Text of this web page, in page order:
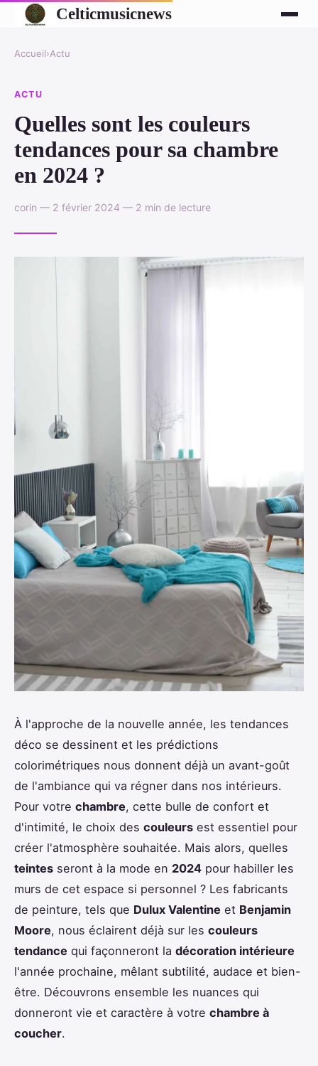
Celticmusicnews
Accueil›Actu
ACTU
Quelles sont les couleurs
tendances pour sa chambre
en 2024 ?
corin — 2 février 2024 — 2 min de lecture
À l'approche de la nouvelle année, les tendances
déco se dessinent et les prédictions
colorimétriques nous donnent déjà un avant-goût
de l'ambiance qui va régner dans nos intérieurs.
Pour votre chambre, cette bulle de confort et
d'intimité, le choix des couleurs est essentiel pour
créer l'atmosphère souhaitée. Mais alors, quelles
teintes seront à la mode en 2024 pour habiller les
murs de cet espace si personnel ? Les fabricants
de peinture, tels que Dulux Valentine et Benjamin
Moore, nous éclairent déjà sur les couleurs
tendance qui façonneront la décoration intérieure
l'année prochaine, mêlant subtilité, audace et bien-
être. Découvrons ensemble les nuances qui
donneront vie et caractère à votre chambre à
coucher.